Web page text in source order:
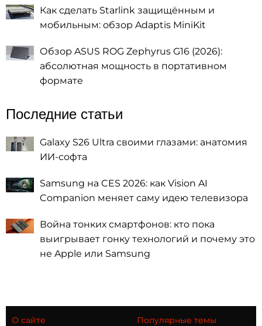
Как сделать Starlink защищённым и
мобильным: обзор Adaptis MiniKit
Обзор ASUS ROG Zephyrus G16 (2026):
абсолютная мощность в портативном
формате
Последние статьи
Galaxy S26 Ultra своими глазами: анатомия
ИИ-софта
Samsung на CES 2026: как Vision AI
Companion меняет саму идею телевизора
Война тонких смартфонов: кто пока
выигрывает гонку технологий и почему это
не Apple или Samsung
О сайте
Популярные темы